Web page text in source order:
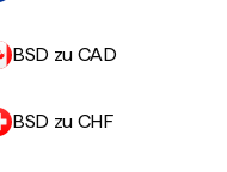
BSD zu CAD
BSD zu CHF